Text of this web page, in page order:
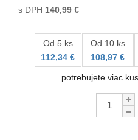
s DPH 140,99 €
Od 5 ks
112,34 €
Od 10 ks
108,97 €
potrebujete viac